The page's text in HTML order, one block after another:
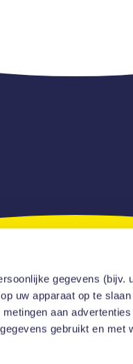
gegevens (bijv.
uw apparaat op te
aan
gebruikt en met